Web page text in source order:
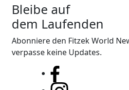
Bleibe auf
dem Laufenden
Abonniere den Fitzek World
verpasse keine Updates.